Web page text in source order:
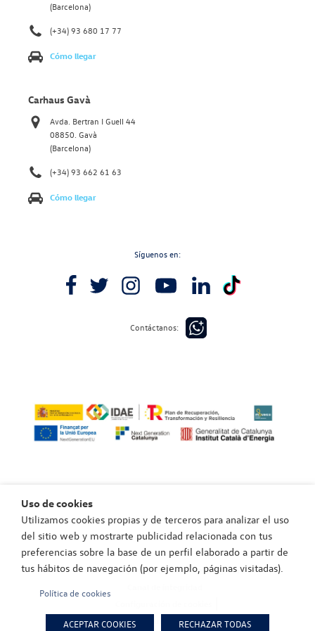
(Barcelona)
(+34) 93 680 17 77
Cómo llegar
Carhaus Gavà
Avda. Bertran I Guell 44
08850. Gavà
(Barcelona)
(+34) 93 662 61 63
Cómo llegar
Síguenos en:
Contáctanos:
Política de privacidad
Política de cookies
Aviso legal
Política de privacidad canal de integridad
EU Data Act (Reglamento (UE) 2023/2854)
Uso de cookies
Utilizamos cookies propias y de terceros para analizar el uso
del sitio web y mostrarte publicidad relacionada con tus
preferencias sobre la base de un perfil elaborado a partir de
tus hábitos de navegación (por ejemplo, páginas visitadas).
Política de cookies
ACEPTAR COOKIES RECHAZAR TODAS